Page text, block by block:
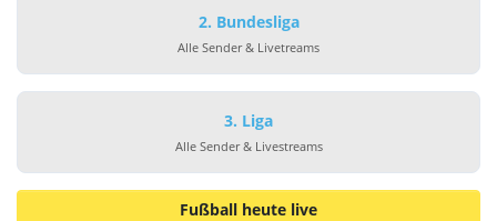
2. Bundesliga
Alle Sender & Livetreams
3. Liga
Alle Sender & Livestreams
Fußball heute live